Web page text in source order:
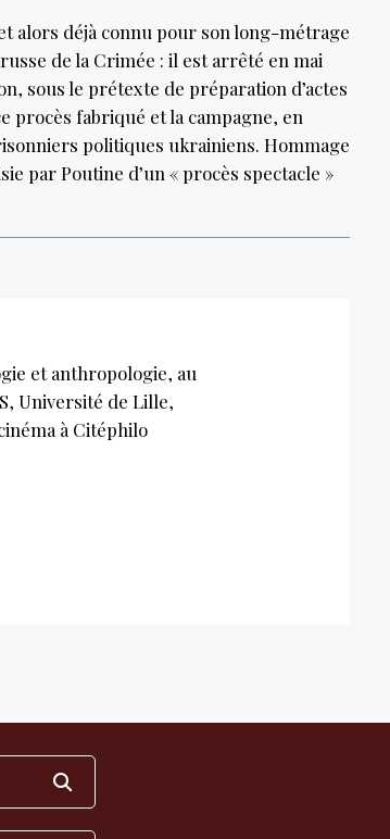
alors déjà connu pour son long-métrage
de la Crimée : il est arrêté en mai
sous le prétexte de préparation d’actes
procès fabriqué et la campagne, en
politiques ukrainiens. Hommage
par Poutine d’un « procès spectacle »
et anthropologie, au
Université de Lille,
à Citéphilo